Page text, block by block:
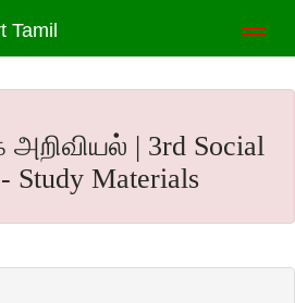
Tamil
| 3rd Social
Study Materials